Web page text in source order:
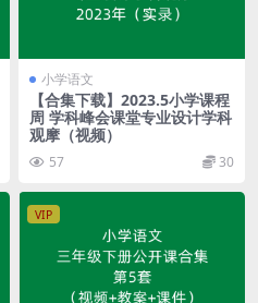
小学语文
【合集下载】2023.5小学课程
周 学科峰会课堂专业设计学科
观摩（视频）
57 30
VIP